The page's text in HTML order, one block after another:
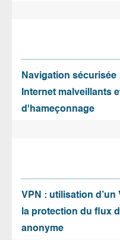
Navigation
Internet malveillants
d'hameçonnage
VPN : utilisation
la protection du flux
anonyme